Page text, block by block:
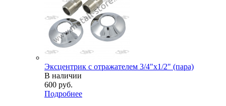
Эксцентрик с отражателем 3/4"х1/2" (пара)
В наличии
600 руб.
Подробнее